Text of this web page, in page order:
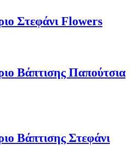
Στεφάνι Flowers
Βάπτισης Παπούτσια
Βάπτισης Στεφάνι